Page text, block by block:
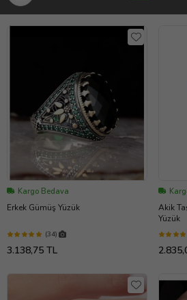
Kargo Bedava
Erkek Gümüş Yüzük
(34)
3.138,75 TL
Akik
Yüzük